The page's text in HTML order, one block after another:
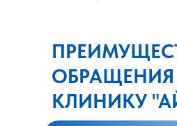
ОБРАЩЕНИЯ
КЛИНИКУ